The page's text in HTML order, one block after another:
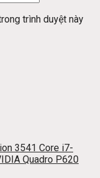
trình duyệt này
3541 Core i7-
Quadro P620